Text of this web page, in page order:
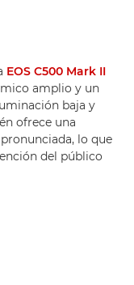
EOS C500 Mark II
amplio y un
baja y
ofrece una
lo que
del público